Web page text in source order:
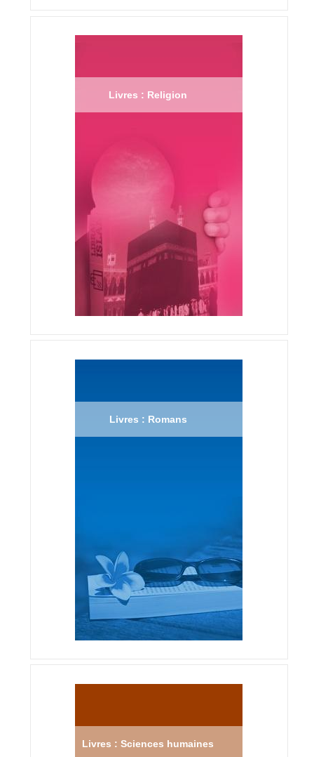
Livres : Religion
Livres : Romans
Livres : Sciences humaines